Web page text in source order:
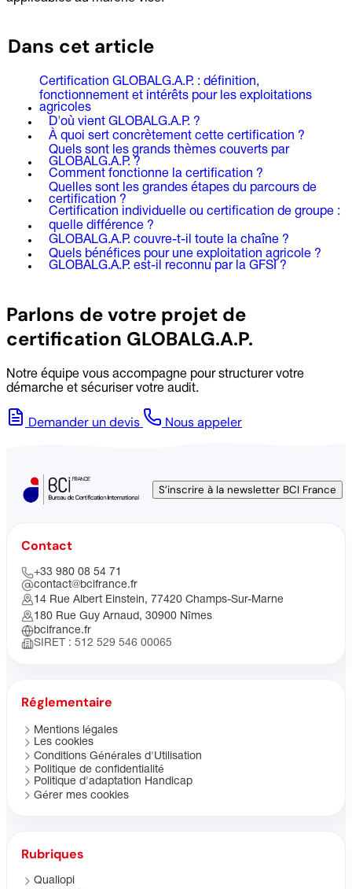
Dans cet article
Certification GLOBALG.A.P. : définition,
fonctionnement et intérêts pour les exploitations
agricoles
D'où vient GLOBALG.A.P. ?
À quoi sert concrètement cette certification ?
Quels sont les grands thèmes couverts par
GLOBALG.A.P. ?
Comment fonctionne la certification ?
Quelles sont les grandes étapes du parcours de
certification ?
Certification individuelle ou certification de groupe :
quelle différence ?
GLOBALG.A.P. couvre-t-il toute la chaîne ?
Quels bénéfices pour une exploitation agricole ?
GLOBALG.A.P. est-il reconnu par la GFSI ?
Parlons de votre projet de
certification GLOBALG.A.P.
Notre équipe vous accompagne pour structurer votre
démarche et sécuriser votre audit.
Demander un devis Nous appeler
S’inscrire à la newsletter BCI France
Contact
+33 980 08 54 71
contact@bcifrance.fr
14 Rue Albert Einstein, 77420 Champs-Sur-Marne
180 Rue Guy Arnaud, 30900 Nîmes
bcifrance.fr
SIRET : 512 529 546 00065
Réglementaire
Mentions légales
Les cookies
Conditions Générales d'Utilisation
Politique de confidentialité
Politique d'adaptation Handicap
Gérer mes cookies
Rubriques
Qualiopi